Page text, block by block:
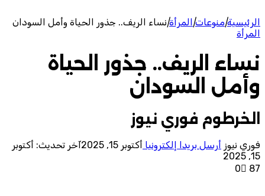
الرئيسية|منوعات| المرأة|نساء الريف.. جذور الحياة وأمل السودان
المرأة
نساء الريف.. جذور الحياة
وأمل السودان
الخرطوم فوري نيوز
فوري نيوز أرسل بريدا إلكترونيا أكتوبر 15, 2025
آخر تحديث: أكتوبر
15, 2025
0
87